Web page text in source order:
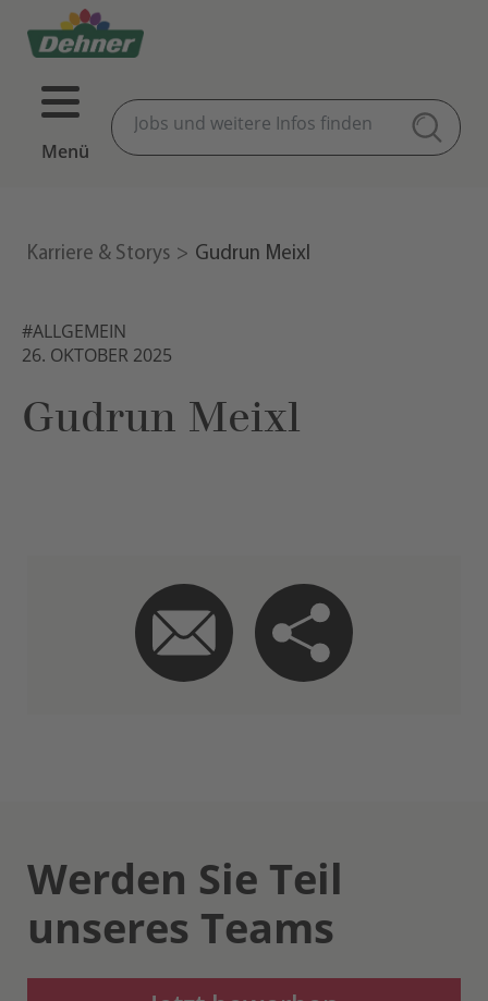
Menü
Karriere & Storys Gudrun Meixl
#ALLGEMEIN
26. OKTOBER 2025
Gudrun Meixl
Werden Sie Teil
unseres Teams